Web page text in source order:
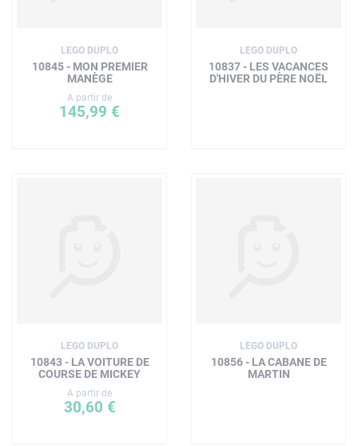
LEGO DUPLO
10845 - MON PREMIER
MANÈGE
A partir de
145,99 €
LEGO DUPLO
10837 - LES VACANCES
D'HIVER DU PÈRE NOËL
LEGO DUPLO
10843 - LA VOITURE DE
COURSE DE MICKEY
A partir de
30,60 €
LEGO DUPLO
10856 - LA CABANE DE
MARTIN